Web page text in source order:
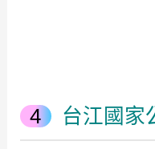
台江國家